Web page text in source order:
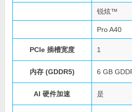
锐炫™
Pro A40
PCIe 插槽宽度 1
内存 (GDDR5) 6 GB
AI 硬件加速 是